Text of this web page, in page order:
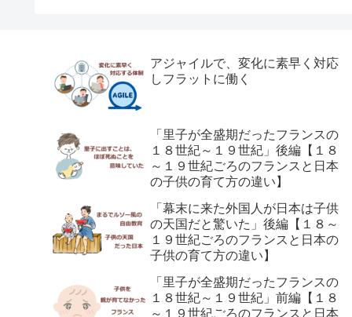
アジャイルで、変化に素早く対応
しフラットに働く
「里子が全盛期だったフランスの
１８世紀～１９世紀」後編【１８
～１９世紀ごろのフランスと日本
の子供の育て方の違い】
「幕末に来た外国人が日本は子供
の天国だと驚いた」後編【１８～
１９世紀ごろのフランスと日本の
子供の育て方の違い】
「里子が全盛期だったフランスの
１８世紀～１９世紀」前編【１８
～１９世紀ごろのフランスと日本